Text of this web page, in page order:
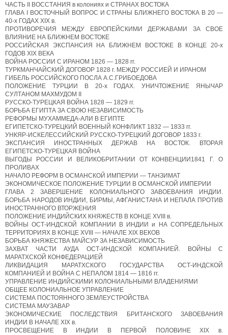
ЧАСТЬ II ВОССТАНИЯ в колониях и СТРАНАХ ВОСТОКА
ГЛАВА I ВОСТОЧНЫЙ ВОПРОС И СТРАНЫ БЛИЖНЕГО ВОСТОКА В 20 —
40-х ГОДАХ XIX в.
ПРОТИВОРЕЧИЯ МЕЖДУ ЕВРОПЕЙСКИМИ ДЕРЖАВАМИ ЗА СВОЕ
ВЛИЯНИЕ НА БЛИЖНЕМ ВОСТОКЕ
РОССИЙСКАЯ ЭКСПАНСИЯ НА БЛИЖНЕМ ВОСТОКЕ В КОНЦЕ 20-х
ГОДОВ XIX ВЕКА
ВОЙНА РОССИИ С ИРАНОМ 1826 — 1828 гг.
ТУРКМАНЧАЙСКИЙ ДОГОВОР 1828 г. МЕЖДУ РОССИЕЙ И ИРАНОМ
ГИБЕЛЬ РОССИЙСКОГО ПОСЛА А.С.ГРИБОЕДОВА
ПОЛОЖЕНИЕ ТУРЦИИ В 20-х ГОДАХ. УНИЧТОЖЕНИЕ ЯНЫЧАР
СУЛТАНОМ МАХМУДОМ II
РУССКО-ТУРЕЦКАЯ ВОЙНА 1828 — 1829 гг.
БОРЬБА ЕГИПТА ЗА СВОЮ НЕЗАВИСИМОСТЬ
РЕФОРМЫ МУХАММЕДА-АЛИ В ЕГИПТЕ
ЕГИПЕТСКО-ТУРЕЦКИЙ ВОЕННЫЙ КОНФЛИКТ 1832 — 1833 гг.
УНКЯР-ИСКЕЛЕССИЙСКИЙ РУССКО-ТУРЕЦКИЙ ДОГОВОР 1833 г.
ЭКСПАНСИЯ ИНОСТРАННЫХ ДЕРЖАВ НА ВОСТОК. ВТОРАЯ
ЕГИПЕТСКО-ТУРЕЦКАЯ ВОЙНА
ВЫГОДЫ РОССИИ И ВЕЛИКОБРИТАНИИ ОТ КОНВЕНЦИИ1841 Г. О
ПРОЛИВАХ
НАЧАЛО РЕФОРМ В ОСМАНСКОЙ ИМПЕРИИ — ТАНЗИМАТ
ЭКОНОМИЧЕСКОЕ ПОЛОЖЕНИЕ ТУРЦИИ В ОСМАНСКОЙ ИМПЕРИИ
ГЛАВА 2 ЗАВЕРШЕНИЕ КОЛОНИАЛЬНОГО ЗАВОЕВАНИЯ ИНДИИ.
БОРЬБА НАРОДОВ ИНДИИ, БИРМЫ, АФГАНИСТАНА И НЕПАЛА ПРОТИВ
ИНОСТРАННОГО ВТОРЖЕНИЯ
ПОЛОЖЕНИЕ ИНДИЙСКИХ КНЯЖЕСТВ В КОНЦЕ XVIII в.
ВОЙНЫ ОСТ-ИНДСКОЙ КОМПАНИИ В ИНДИИ и НА СОПРЕДЕЛЬНЫХ
ТЕРРИТОРИЯХ В КОНЦЕ XVIII — НАЧАЛЕ XIX ВЕКОВ
БОРЬБА КНЯЖЕСТВА МАЙСУР ЗА НЕЗАВИСИМОСТЬ
ЗАХВАТ ЧАСТИ АУДА ОСТ-ИНДСКОЙ КОМПАНИЕЙ. ВОЙНЫ С
МАРАТХСКОЙ КОНФЕДЕРАЦИЕЙ
ЛИКВИДАЦИЯ МАРАТХСКОГО ГОСУДАРСТВА ОСТ-ИНДСКОЙ
КОМПАНИЕЙ И ВОЙНА С НЕПАЛОМ 1814 — 1816 гг.
УПРАВЛЕНИЕ ИНДИЙСКИМИ КОЛОНИАЛЬНЫМИ ВЛАДЕНИЯМИ
ОБЩЕЕ КОЛОНИАЛЬНОЕ УПРАВЛЕНИЕ
СИСТЕМА ПОСТОЯННОГО ЗЕМЛЕУСТРОЙСТВА
СИСТЕМА МАУЗАВАР
ЭКОНОМИЧЕСКИЕ ПОСЛЕДСТВИЯ БРИТАНСКОГО ЗАВОЕВАНИЯ
ИНДИИ В НАЧАЛЕ XIX в.
ПРОСВЕЩЕНИЕ В ИНДИИ В ПЕРВОЙ ПОЛОВИНЕ XIX в.